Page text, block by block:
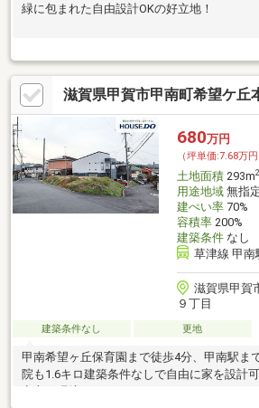
緑に包まれた自由設計OKの好立地！
滋賀県甲賀市甲南町希望ケ丘
680万円
（坪単価:7.68万円
土地面積293m2
用途地域無指
建ぺい率70%
容積率200%
建築条件なし
草津線 甲南
滋賀県甲賀
９丁目
建築条件なし 更地
甲南希望ヶ丘保育園まで徒歩4分、甲南駅ま
院も1.6キロ建築条件なしで自由に家を設計